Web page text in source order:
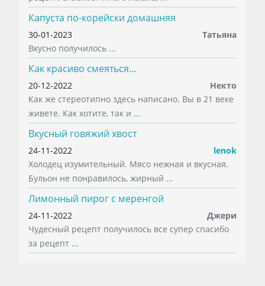
Капуста по-корейски домашняя
30-01-2023
Татьяна
Вкусно получилось ...
Как красиво смеяться...
20-12-2022
Некто
Как же стереотипно здесь написано. Вы в 21 веке
живете. Как хотите, так и ...
Вкусный говяжий хвост
24-11-2022
lenok
Холодец изумительный. Мясо нежная и вкусная.
Бульон не понравилось, жирный ...
Лимонный пирог с меренгой
24-11-2022
Джери
Чудесный рецепт получилось все супер спасибо
за рецепт ...